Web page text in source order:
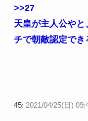
>>27
天皇が主人公や
チで朝敵認定で
45: 2021/04/25(日)